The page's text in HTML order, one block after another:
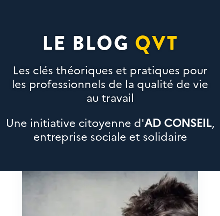
LE BLOG QVT
Les clés théoriques et pratiques pour
les professionnels de la qualité de vie
au travail
Une initiative citoyenne d'AD CONSEIL,
entreprise sociale et solidaire